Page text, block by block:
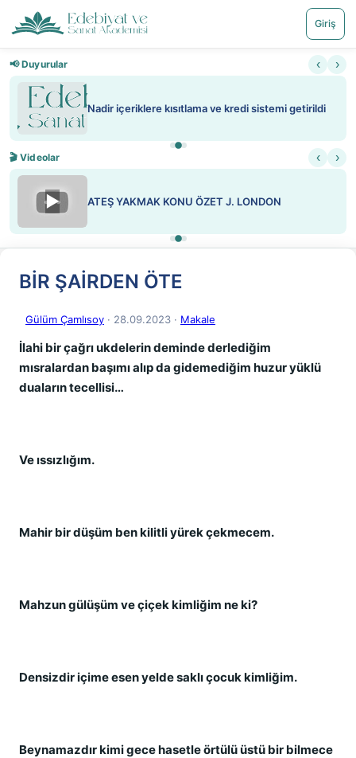
Giriş
📢 Duyurular ‹ ›
Nadir içeriklere kısıtlama ve kredi sistemi getirildi
🎬 Videolar ‹ ›
▶ ATEŞ YAKMAK KONU ÖZET J. LONDON
BİR ŞAİRDEN ÖTE
Gülüm Çamlısoy · 28.09.2023 · Makale
İlahi bir çağrı ukdelerin deminde derlediğim
mısralardan başımı alıp da gidemediğim huzur yüklü
duaların tecellisi…
Ve ıssızlığım.
Mahir bir düşüm ben kilitli yürek çekmecem.
Mahzun gülüşüm ve çiçek kimliğim ne ki?
Densizdir içime esen yelde saklı çocuk kimliğim.
Beynamazdır kimi gece hasetle örtülü üstü bir bilmece